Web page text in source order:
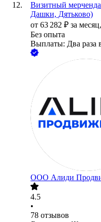
Визитный
Дашки, Дятьково)
от 63 282 ₽ за месяц,
Без опыта
Выплаты: Два раза
ООО Алиди
4.5
•
78 отзывов